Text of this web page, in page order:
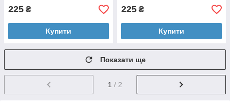
225 ₴
Купити
225 ₴
Купити
Показати ще
1 / 2